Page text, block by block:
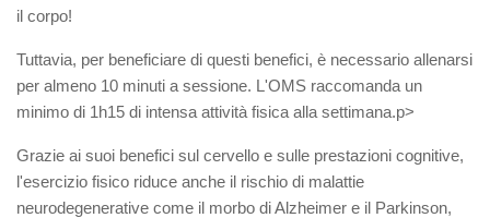
il corpo!
Tuttavia, per beneficiare di questi benefici, è necessario allenarsi
per almeno 10 minuti a sessione. L'OMS raccomanda un
minimo di 1h15 di intensa attività fisica alla settimana.p>
Grazie ai suoi benefici sul cervello e sulle prestazioni cognitive,
l'esercizio fisico riduce anche il rischio di malattie
neurodegenerative come il morbo di Alzheimer e il Parkinson,